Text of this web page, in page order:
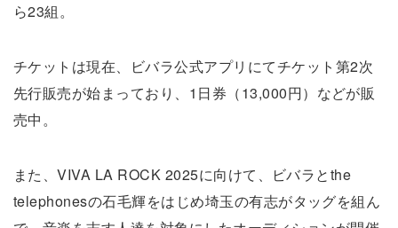
ら23組。
チケットは現在、ビバラ公式アプリにてチケット第2次
先行販売が始まっており、1日券（13,000円）などが販
売中。
また、VIVA LA ROCK 2025に向けて、ビバラとthe
telephonesの⽯⽑輝をはじめ埼⽟の有志がタッグを組ん